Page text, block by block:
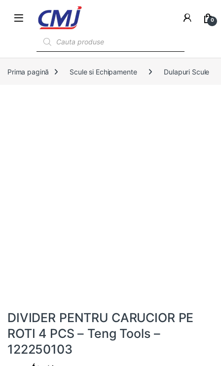
0
Prima pagină Scule si Echipamente Dulapuri Scule
DIVIDER PENTRU CARUCIOR PE
ROTI 4 PCS – Teng Tools –
122250103